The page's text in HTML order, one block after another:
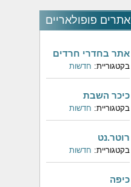
אתרים פופולאריים
אתר בחדרי חרדים
בקטגוריית: חדשות
כיכר השבת
בקטגוריית: חדשות
רוטר.נט
בקטגוריית: חדשות
כיפה